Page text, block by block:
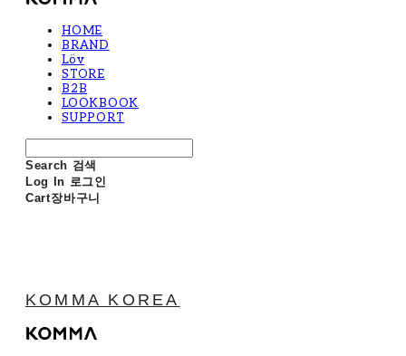
HOME
BRAND
Löv
STORE
B2B
LOOKBOOK
SUPPORT
Search 검색
Log In 로그인
Cart장바구니
KOMMA KOREA